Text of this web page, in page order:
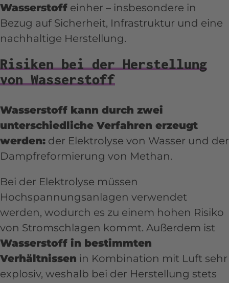
Wasserstoff einher – insbesondere in
Bezug auf Sicherheit, Infrastruktur und eine
nachhaltige Herstellung.
Risiken bei der Herstellung
von Wasserstoff
Wasserstoff kann durch zwei
unterschiedliche Verfahren erzeugt
werden: der Elektrolyse von Wasser und der
Dampfreformierung von Methan.
Bei der Elektrolyse müssen
Hochspannungsanlagen verwendet
werden, wodurch es zu einem hohen Risiko
von Stromschlagen kommt. Außerdem ist
Wasserstoff in bestimmten
Verhältnissen in Kombination mit Luft sehr
explosiv, weshalb bei der Herstellung stets